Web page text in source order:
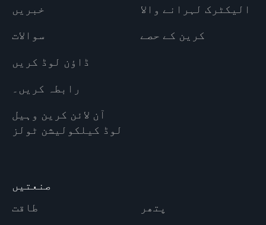
خبریں
سوالات
ڈاؤن لوڈ کریں
رابطہ کریں۔
آن لائن کرین وہیل
لوڈ کیلکولیشن ٹولز
الیکٹرک لہرانے والا
کرین کے حصے
صنعتیں
طاقت
پتھر